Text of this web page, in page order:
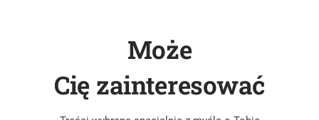
Może
Cię zainteresować